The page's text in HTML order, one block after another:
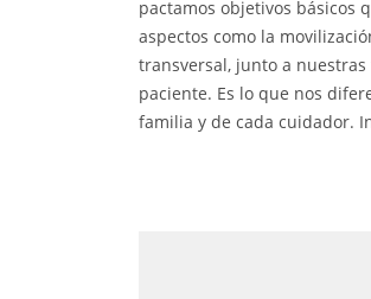
pactamos objetivos básicos
aspectos como la
transversal, junto a
paciente. Es lo que nos
familia y de cada cuidador.